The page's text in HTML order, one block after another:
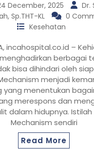
December, 2025
Dr.
Sp.THT-KL
0
Kesehatan
incahospital.co.id –
berbagai
bisa dihindari oleh
menjadi
yang menentukan
merespons dan
dalam hidupnya.
Mechanism sendiri
Read More